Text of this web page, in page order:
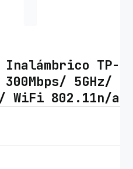
Inalámbrico TP-
5GHz/
WiFi 802.11n/a